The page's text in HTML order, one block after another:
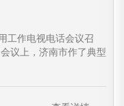
工作电视电话会议召
议上，济南市作了典型